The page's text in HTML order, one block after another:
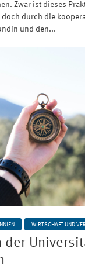
Zwar ist dieses
durch die
und den...
WIRTSCHAFT UND
der